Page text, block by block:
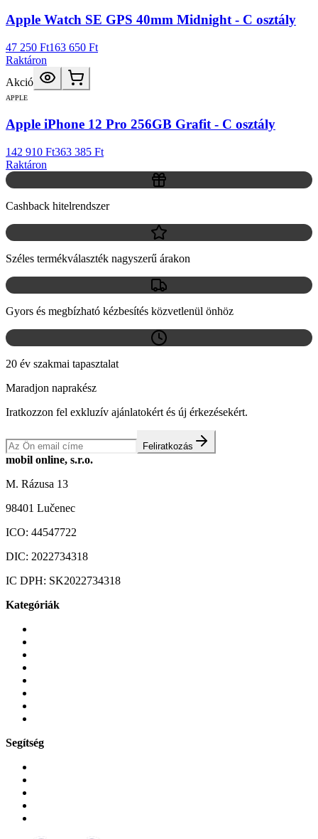
Apple Watch SE GPS 40mm Midnight - C osztály
47 250 Ft163 650 Ft
Raktáron
Akció
APPLE
Apple iPhone 12 Pro 256GB Grafit - C osztály
142 910 Ft363 385 Ft
Raktáron
Cashback hitelrendszer
Széles termékválaszték nagyszerű árakon
Gyors és megbízható kézbesítés közvetlenül önhöz
20 év szakmai tapasztalat
Maradjon naprakész
Iratkozzon fel exkluzív ajánlatokért és új érkezésekért.
Feliratkozás
mobil online, s.r.o.
M. Rázusa 13
98401 Lučenec
ICO: 44547722
DIC: 2022734318
IC DPH: SK2022734318
Kategóriák
Segítség